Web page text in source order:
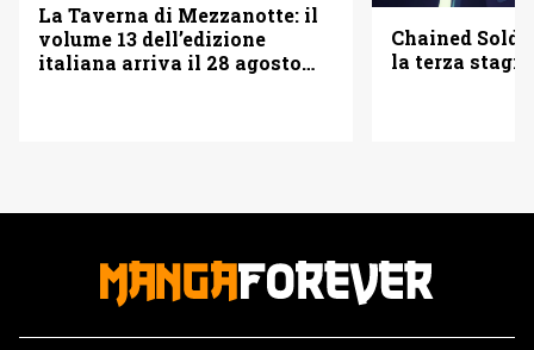
La Taverna di Mezzanotte: il
volume 13 dell’edizione
italiana arriva il 28 agosto
Chained
la terza